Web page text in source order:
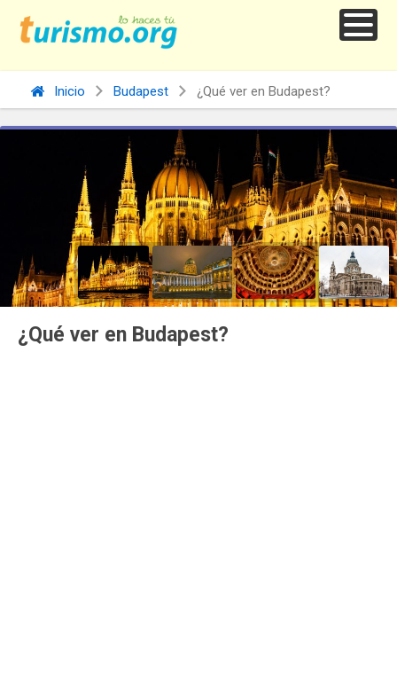
Inicio Budapest ¿Qué ver en Budapest?
¿Qué ver en Budapest?